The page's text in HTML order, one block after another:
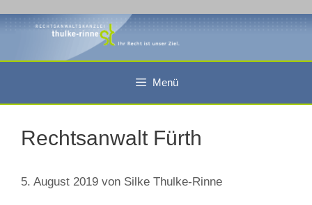
Zum
Menü
Rechtsanwalt Fürth
5. August 2019 von Silke Thulke-Rinne